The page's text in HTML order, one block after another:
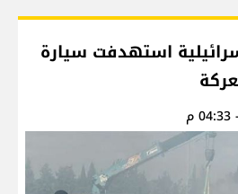
استهدفت سيارة